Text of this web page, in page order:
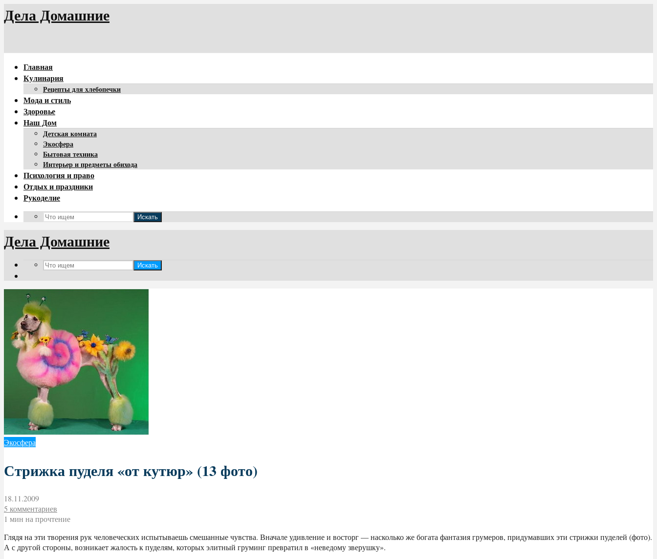
Дела Домашние
Главная
Кулинария
Рецепты для хлебопечки
Мода и стиль
Здоровье
Наш Дом
Детская комната
Экосфера
Бытовая техника
Интерьер и предметы обихода
Психология и право
Отдых и праздники
Рукоделие
Искать
Дела Домашние
Искать
Экосфера
Стрижка пуделя «от кутюр» (13 фото)
18.11.2009
5 комментариев
1 мин на прочтение
Глядя на эти творения рук человеческих испытываешь смешанные чувства. Вначале удивление и восторг — насколько же богата фантазия грумеров, придумавших эти стрижки пуделей (фото).
А с другой стороны, возникает жалость к пуделям, которых элитный груминг превратил в «неведому зверушку».